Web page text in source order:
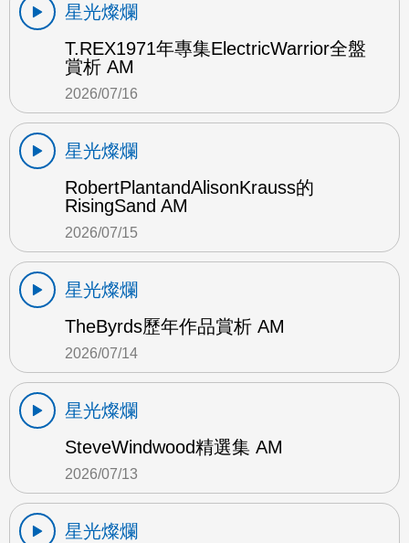
星光燦爛
T.REX1971年專集ElectricWarrior全盤
賞析 AM
2026/07/16
星光燦爛
RobertPlantandAlisonKrauss的
RisingSand AM
2026/07/15
星光燦爛
TheByrds歷年作品賞析 AM
2026/07/14
星光燦爛
SteveWindwood精選集 AM
2026/07/13
星光燦爛